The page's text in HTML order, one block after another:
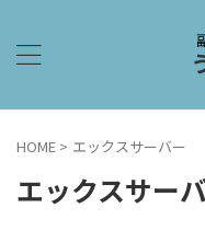
HOME > エックスサーバー
エックスサー